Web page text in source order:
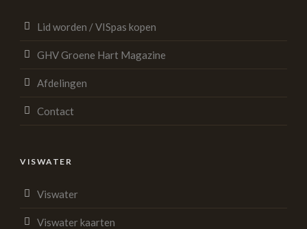
Lid worden / VISpas kopen
GHV Groene Hart Magazine
Afdelingen
Contact
VISWATER
Viswater
Viswater kaarten